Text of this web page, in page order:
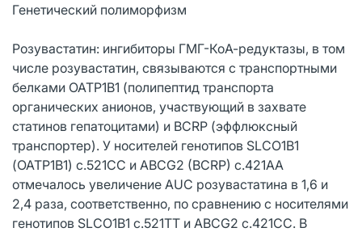
Генетический полиморфизм
Розувастатин: ингибиторы ГМГ-КоА-редуктазы, в том
числе розувастатин, связываются с транспортными
белками ОАТР1В1 (полипептид транспорта
органических анионов, участвующий в захвате
статинов гепатоцитами) и BCRP (эффлюксный
транспортер). У носителей генотипов SLCO1B1
(ОАТР1В1) с.521СС и ABCG2 (BCRP) с.421АА
отмечалось увеличение AUC розувастатина в 1,6 и
2,4 раза, соответственно, по сравнению с носителями
генотипов SLCO1B1 с.521TT и ABCG2 с.421СС. В